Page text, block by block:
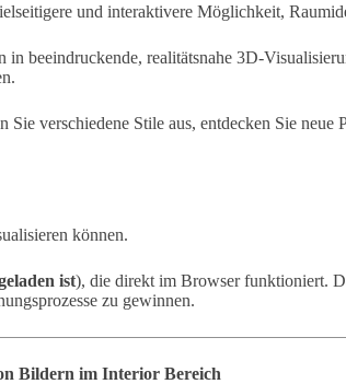
und interaktivere Möglichkeit,
beeindruckende, realitätsnahe 3D-
verschiedene Stile aus, entdecken Sie
können.
ist), die direkt im Browser funktioniert.
zu gewinnen.
Bildern im Interior Bereich